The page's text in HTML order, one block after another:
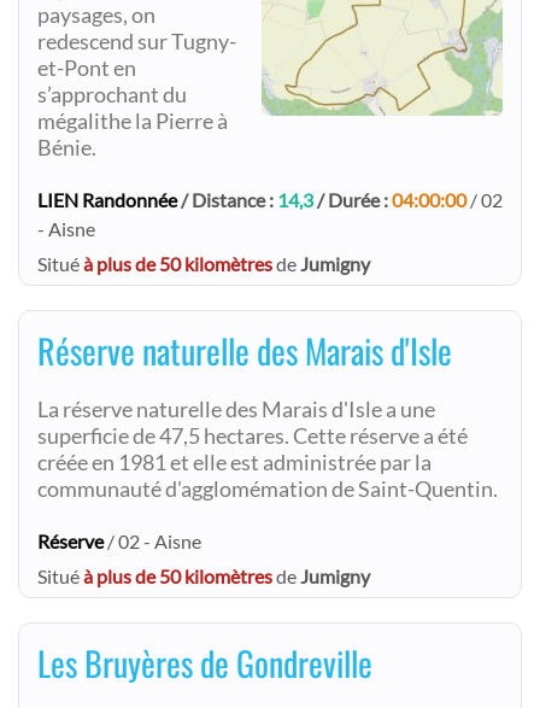
paysages, on
redescend sur Tugny-
et-Pont en
s’approchant du
mégalithe la Pierre à
Bénie.
LIEN Randonnée/ Distance : 14,3/ Durée :04:00:00/ 02
- Aisne
Situéà plus de 50 kilomètresdeJumigny
Réserve naturelle des Marais d'Isle
La réserve naturelle des Marais d'Isle a une
superficie de 47,5 hectares. Cette réserve a été
créée en 1981 et elle est administrée par la
communauté d'agglomémation de Saint-Quentin.
Réserve/ 02 - Aisne
Situéà plus de 50 kilomètresdeJumigny
Les Bruyères de Gondreville